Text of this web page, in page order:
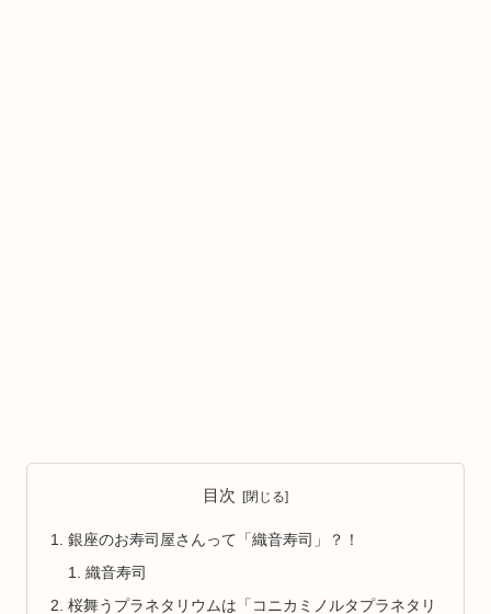
目次
銀座のお寿司屋さんって「織音寿司」？！
織音寿司
桜舞うプラネタリウムは「コニカミノルタプラネタリ